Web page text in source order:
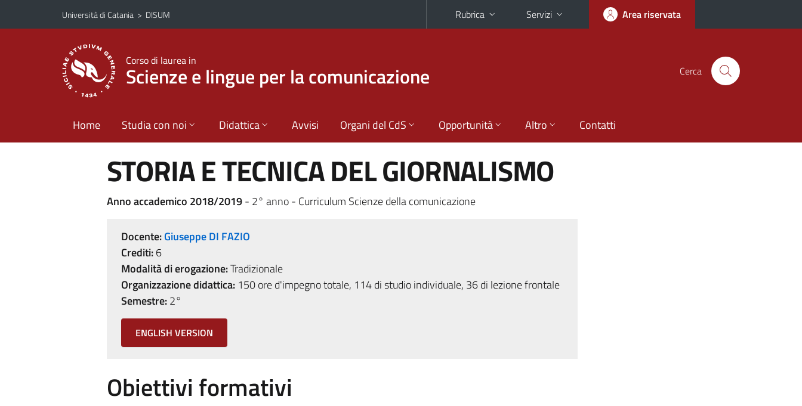
Vai al contenuto principale
Vai al menu di navigazione
Università di Catania > DISUM Rubrica Servizi Area riservata
Corso di laurea in
Scienze e lingue per la comunicazione Cerca
Home Studia con noi Didattica Avvisi Organi del CdS Opportunità Altro Contatti
STORIA E TECNICA DEL GIORNALISMO
Anno accademico 2018/2019- 2° anno - Curriculum Scienze della comunicazione
Docente:Giuseppe DI FAZIO
Crediti:6
Modalità di erogazione:Tradizionale
Organizzazione didattica:150 ore d'impegno totale, 114 di studio individuale, 36 di lezione frontale
Semestre:2°
ENGLISH VERSION
Obiettivi formativi